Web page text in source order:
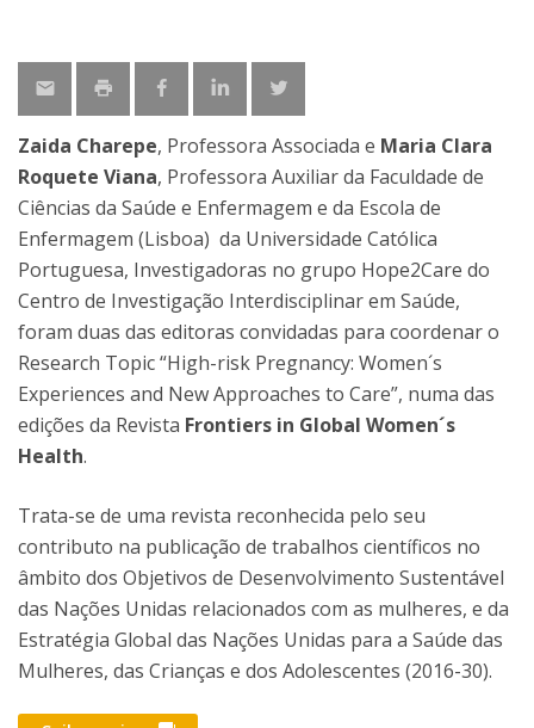
Zaida Charepe, Professora Associada e Maria Clara
Roquete Viana, Professora Auxiliar da Faculdade de
Ciências da Saúde e Enfermagem e da Escola de
Enfermagem (Lisboa) da Universidade Católica
Portuguesa, Investigadoras no grupo Hope2Care do
Centro de Investigação Interdisciplinar em Saúde,
foram duas das editoras convidadas para coordenar o
Research Topic “High-risk Pregnancy: Women´s
Experiences and New Approaches to Care”, numa das
edições da Revista Frontiers in Global Women´s
Health.
Trata-se de uma revista reconhecida pelo seu
contributo na publicação de trabalhos científicos no
âmbito dos Objetivos de Desenvolvimento Sustentável
das Nações Unidas relacionados com as mulheres, e da
Estratégia Global das Nações Unidas para a Saúde das
Mulheres, das Crianças e dos Adolescentes (2016-30).